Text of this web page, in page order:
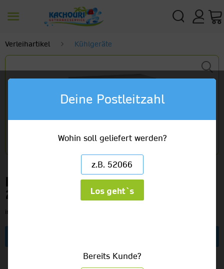
Verleihartikel Kühlgeräte
Kühltruhe 102x64x90cm 300l
24,99 €
inkl. MwSt.
Deine Postleitzahl
Wohin soll geliefert werden?
Los geht`s
Bereits Kunde?